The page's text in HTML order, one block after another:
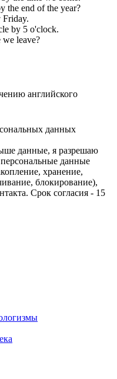
английского
данных
данные, я разрешаю
данные
хранение,
блокирование),
Срок согласия - 15